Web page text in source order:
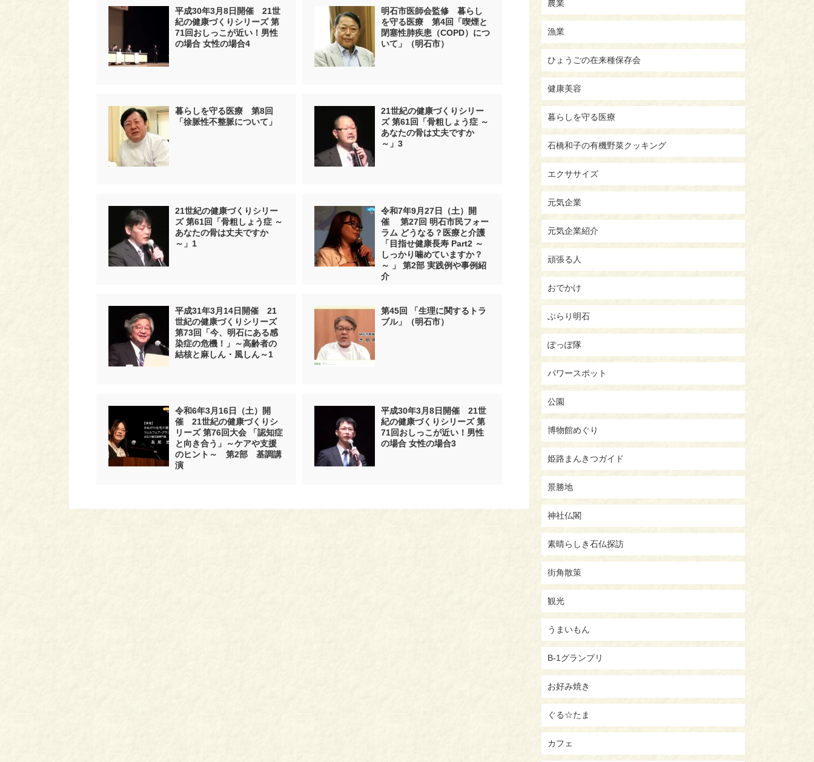
平成30年3月8日開催 21世
紀の健康づくりシリーズ 第
71回おしっこが近い！男性
の場合 女性の場合4
明石市医師会監修 暮らし
を守る医療 第4回「喫煙と
閉塞性肺疾患（COPD）につ
いて」（明石市）
暮らしを守る医療 第8回
「徐脈性不整脈について」
21世紀の健康づくりシリー
ズ 第61回「骨粗しょう症 ～
あなたの骨は丈夫ですか
～」3
21世紀の健康づくりシリー
ズ 第61回「骨粗しょう症 ～
あなたの骨は丈夫ですか
～」1
令和7年9月27日（土）開
催 第27回 明石市民フォー
ラム どうなる？医療と介護
「目指せ健康長寿 Part2 ～
しっかり噛めていますか？
～ 」 第2部 実践例や事例紹
介
平成31年3月14日開催 21
世紀の健康づくりシリーズ
第73回「今、明石にある感
染症の危機！」～高齢者の
結核と麻しん・風しん～1
第45回 「生理に関するトラ
ブル」（明石市）
令和6年3月16日（土）開
催 21世紀の健康づくりシ
リーズ 第76回大会 「認知症
と向き合う」～ケアや支援
のヒント～ 第2部 基調講
演
平成30年3月8日開催 21世
紀の健康づくりシリーズ 第
71回おしっこが近い！男性
の場合 女性の場合3
農業
漁業
ひょうごの在来種保存会
健康美容
暮らしを守る医療
石橋和子の有機野菜クッキング
エクササイズ
元気企業
元気企業紹介
頑張る人
おでかけ
ぶらり明石
ぽっぽ隊
パワースポット
公園
博物館めぐり
姫路まんきつガイド
景勝地
神社仏閣
素晴らしき石仏探訪
街角散策
観光
うまいもん
B-1グランプリ
お好み焼き
ぐる☆たま
カフェ